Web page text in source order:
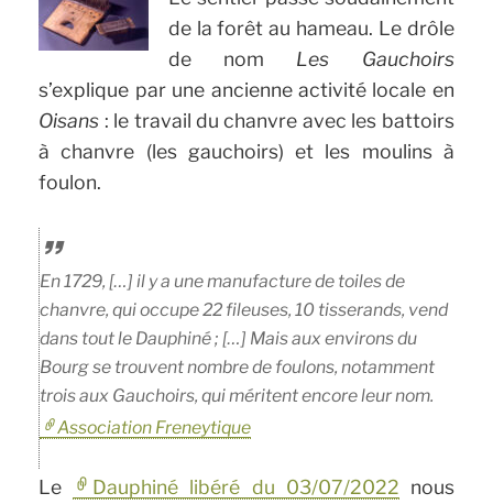
de la forêt au hameau. Le drôle
de nom Les Gauchoirs
s’explique par une ancienne activité locale en
Oisans : le travail du chanvre avec les battoirs
à chanvre (les gauchoirs) et les moulins à
foulon.
En 1729, […] il y a une manufacture de toiles de
chanvre, qui occupe 22 fileuses, 10 tisserands, vend
dans tout le Dauphiné ; […] Mais aux environs du
Bourg se trouvent nombre de foulons, notamment
trois aux Gauchoirs, qui méritent encore leur nom.
Association Freneytique
Le Dauphiné libéré du 03/07/2022 nous